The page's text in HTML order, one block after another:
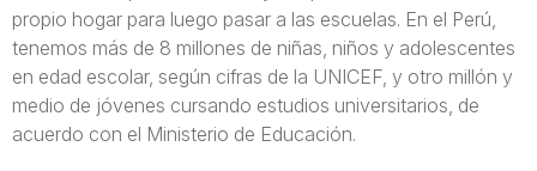
propio hogar para luego pasar a las escuelas. En el Perú,
tenemos más de 8 millones de niñas, niños y adolescentes
en edad escolar, según cifras de la UNICEF, y otro millón y
medio de jóvenes cursando estudios universitarios, de
acuerdo con el Ministerio de Educación.